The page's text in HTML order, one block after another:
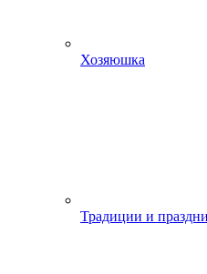
Хозяюшка
Традиции и